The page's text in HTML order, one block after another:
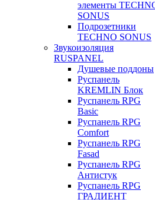
элементы
SONUS
Подрозетники
TECHNO SONUS
Звукоизоляция
RUSPANEL
Душевые поддоны
Руспанель
KREMLIN Блок
Руспанель RPG
Basic
Руспанель RPG
Comfort
Руспанель RPG
Fasad
Руспанель RPG
Антистук
Руспанель RPG
ГРАДИЕНТ